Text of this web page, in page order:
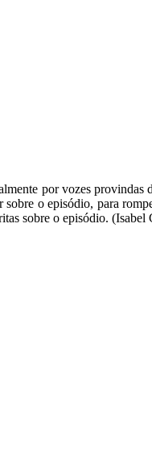
por vozes provindas
o episódio, para
sobre o episódio. (Isabel